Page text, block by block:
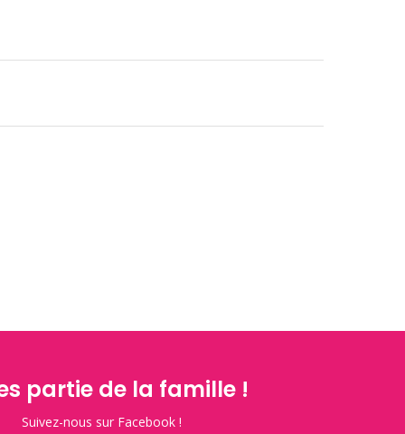
partie de la famille !
Suivez-nous sur Facebook !